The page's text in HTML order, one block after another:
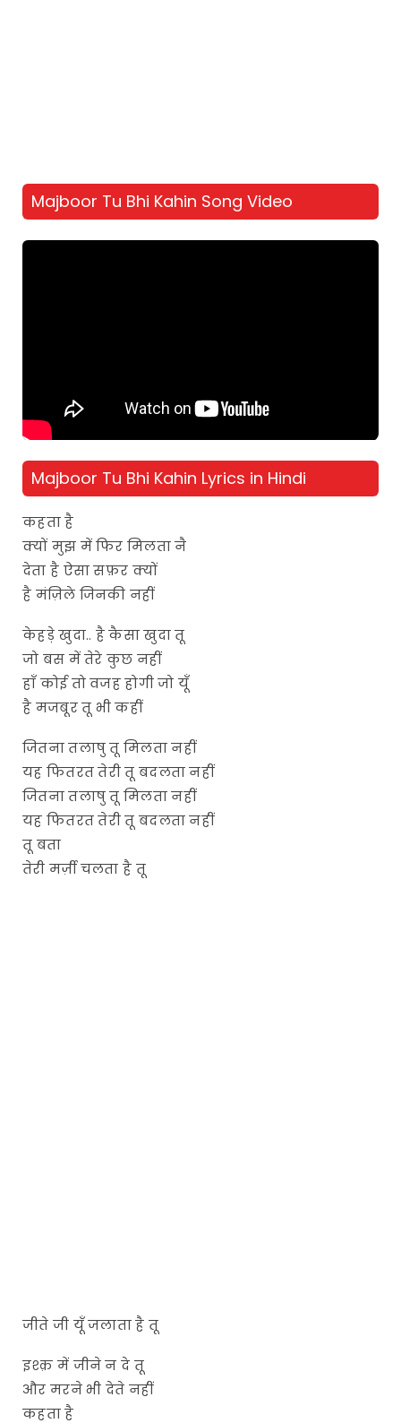
Majboor Tu Bhi Kahin Song Video
Majboor Tu Bhi Kahin Lyrics in Hindi
कहता है
क्यों मुझ में फिर मिलता नै
देता है ऐसा सफ़र क्यों
है मंज़िले जिनकी नहीं
केहड़े खुदा.. है कैसा खुदा तू
जो बस में तेरे कुछ नहीं
हाँ कोई तो वजह होगी जो यूँ
है मजबूर तू भी कहीं
जितना तलाषु तू मिलता नहीं
यह फितरत तेरी तू बदलता नहीं
जितना तलाषु तू मिलता नहीं
यह फितरत तेरी तू बदलता नहीं
तू बता
तेरी मर्ज़ी चलता है तू
जीते जी यूँ जलाता है तू
इश्क़ में जीने न दे तू
और मरने भी देते नहीं
कहता है